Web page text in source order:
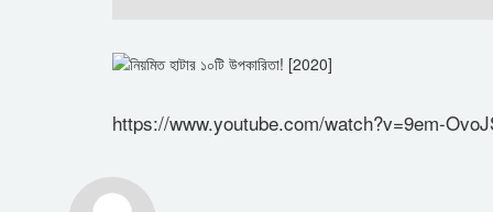
https://www.youtube.com/watch?v=9em-